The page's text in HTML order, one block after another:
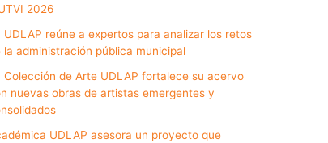
2026
UDLAP reúne a expertos para analizar los retos
la administración pública municipal
Colección de Arte UDLAP fortalece su acervo
nuevas obras de artistas emergentes y
UDLAP asesora un proyecto que